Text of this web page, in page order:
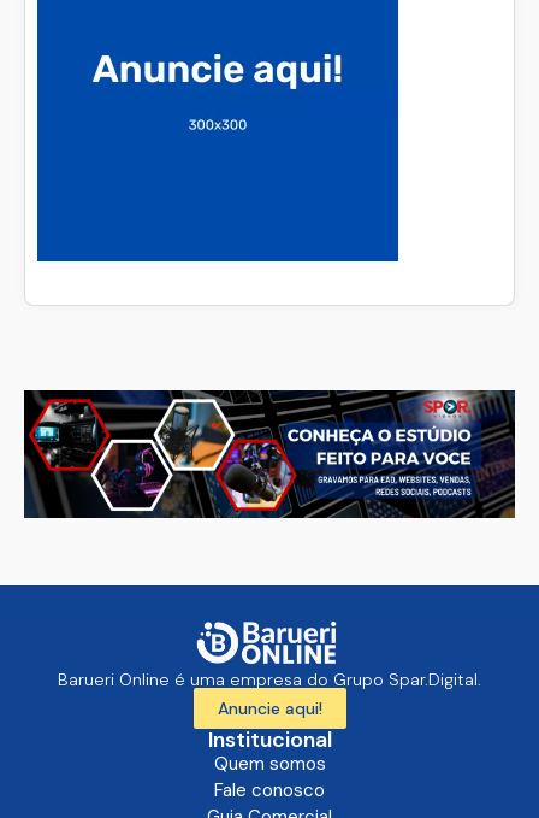
Barueri Online é uma empresa do Grupo Spar.Digital.
Anuncie aqui!
Institucional
Quem somos